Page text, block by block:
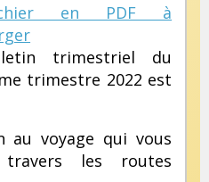
en PDF à
trimestriel du
trimestre 2022 est
au voyage qui vous
les routes